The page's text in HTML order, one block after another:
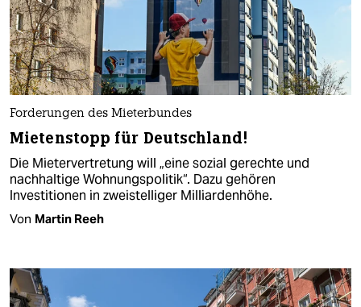
Forderungen des Mieterbundes
Mietenstopp für Deutschland!
Die Mietervertretung will „eine sozial gerechte und
nachhaltige Wohnungspolitik“. Dazu gehören
Investitionen in zweistelliger Milliardenhöhe.
Von Martin Reeh